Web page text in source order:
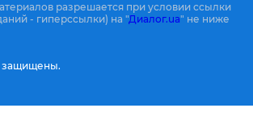
разрешается при условии ссылки
- гиперссылки) на "Диалог.ua" не ниже
защищены.